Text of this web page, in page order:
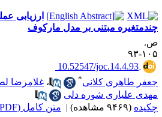
ارزیابی
مبتنی بر مدل مارکوف
۹۳
‎ 10.52547/joc.14.4.93
طاهری کلانی
،غلامرضا
علیاری شوره دلی
(۹۴۶۹ مشاهده) | متن کامل (PDF)